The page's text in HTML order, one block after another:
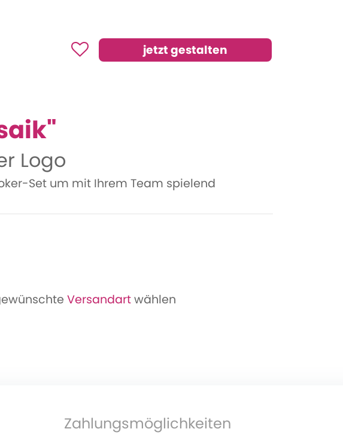
Logo
Set um mit Ihrem Team spielend
Versandartwählen
Zahlungsmöglichkeiten